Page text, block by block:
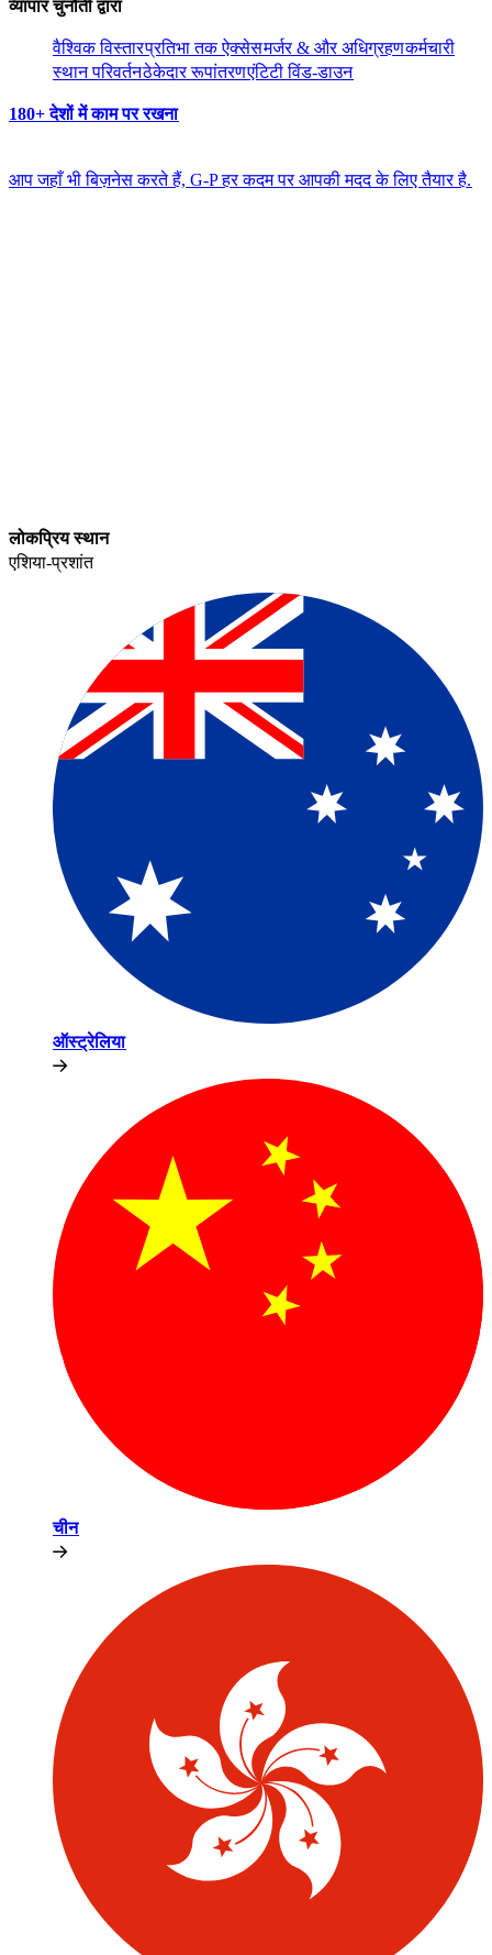
व्यापार चुनौती द्वारा​​
वैश्विक विस्तार​​प्रतिभा तक ऐक्सेस​​मर्जर & और अधिग्रहण​​कर्मचारी
स्थान परिवर्तन​​ठेकेदार रूपांतरण​​एंटिटी विंड-डाउन​​
180+ देशों में काम पर रखना​​
आप जहाँ भी बिज़नेस करते हैं, G-P हर कदम पर आपकी मदद के लिए तैयार है.​​
लोकप्रिय स्थान​​
एशिया-प्रशांत​​
ऑस्ट्रेलिया​​
चीन​​